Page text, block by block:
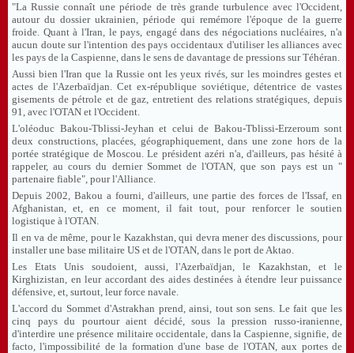
"La Russie connaît une période de très grande turbulence avec l'Occident,
autour du dossier ukrainien, période qui remémore l'époque de la guerre
froide. Quant à l'Iran, le pays, engagé dans des négociations nucléaires, n'a
aucun doute sur l'intention des pays occidentaux d'utiliser les alliances avec
les pays de la Caspienne, dans le sens de davantage de pressions sur Téhéran.
Aussi bien l'Iran que la Russie ont les yeux rivés, sur les moindres gestes et
actes de l'Azerbaïdjan. Cet ex-république soviétique, détentrice de vastes
gisements de pétrole et de gaz, entretient des relations stratégiques, depuis
91, avec l'OTAN et l'Occident.
L'oléoduc Bakou-Tblissi-Jeyhan et celui de Bakou-Tblissi-Erzeroum sont
deux constructions, placées, géographiquement, dans une zone hors de la
portée stratégique de Moscou. Le président azéri n'a, d'ailleurs, pas hésité à
rappeler, au cours du dernier Sommet de l'OTAN, que son pays est un "
partenaire fiable", pour l'Alliance.
Depuis 2002, Bakou a fourni, d'ailleurs, une partie des forces de l'Issaf, en
Afghanistan, et, en ce moment, il fait tout, pour renforcer le soutien
logistique à l'OTAN.
Il en va de même, pour le Kazakhstan, qui devra mener des discussions, pour
installer une base militaire US et de l'OTAN, dans le port de Aktao.
Les Etats Unis soudoient, aussi, l'Azerbaïdjan, le Kazakhstan, et le
Kirghizistan, en leur accordant des aides destinées à étendre leur puissance
défensive, et, surtout, leur force navale.
L'accord du Sommet d'Astrakhan prend, ainsi, tout son sens. Le fait que les
cinq pays du pourtour aient décidé, sous la pression russo-iranienne,
d'interdire une présence militaire occidentale, dans la Caspienne, signifie, de
facto, l'impossibilité de la formation d'une base de l'OTAN, aux portes de